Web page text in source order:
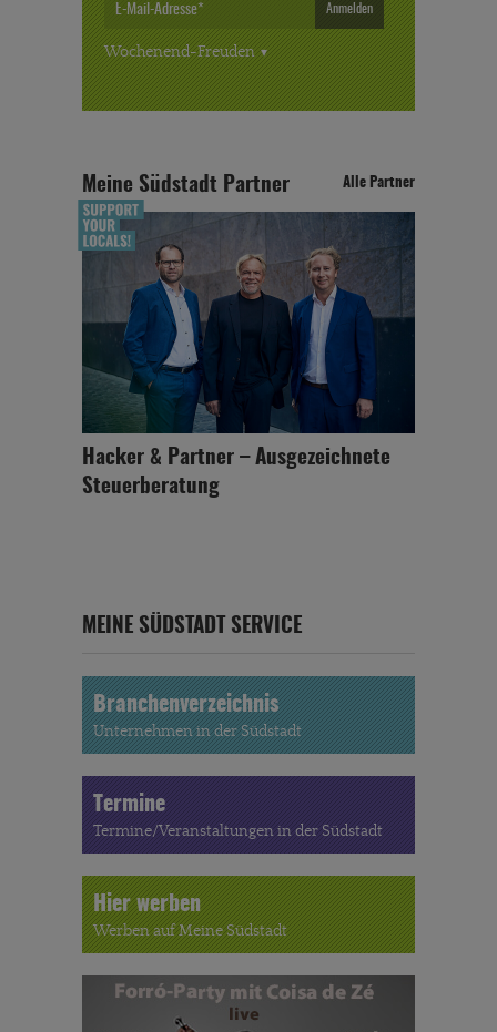
Anmelden
Wochenend-Freuden
Meine Südstadt Partner Alle Partner
Hacker & Partner – Ausgezeichnete
Steuerberatung
MEINE SÜDSTADT SERVICE
Branchenverzeichnis
Unternehmen in der Südstadt
Termine
Termine/Veranstaltungen in der Südstadt
Hier werben
Werben auf Meine Südstadt